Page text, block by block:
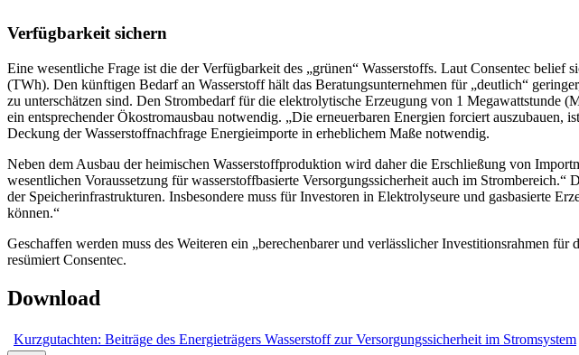
Verfügbarkeit sichern
Eine wesentliche Frage ist die der Verfügbarkeit des „grünen“ Wasserstoffs. Laut Consentec
(TWh). Den künftigen Bedarf an Wasserstoff hält das Beratungsunternehmen für „deutlich“
zu unterschätzen sind. Den Strombedarf für die elektrolytische Erzeugung von 1 Megawattstunde
ein entsprechender Ökostromausbau notwendig. „Die erneuerbaren Energien forciert
Deckung der Wasserstoffnachfrage Energieimporte in erheblichem Maße notwendig.
Neben dem Ausbau der heimischen Wasserstoffproduktion wird daher die Erschließung von
wesentlichen Voraussetzung für wasserstoffbasierte Versorgungssicherheit auch im
der Speicherinfrastrukturen. Insbesondere muss für Investoren in Elektrolyseure und gasbasierte
können.“
Geschaffen werden muss des Weiteren ein „berechenbarer und verlässlicher Investitionsrahmen
resümiert Consentec.
Download
Kurzgutachten: Beiträge des Energieträgers Wasserstoff zur Versorgungssicherheit im Stromsystem